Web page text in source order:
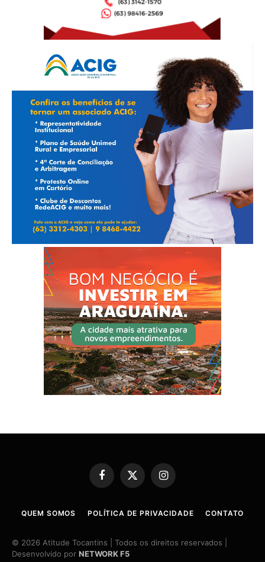
Facebook
X
Instagram
QUEM SOMOS POLÍTICA DE PRIVACIDADE CONTATO
© 2026 Atitude Tocantins | Todos os direitos reservados |
Desenvolvido por NETWORK F5